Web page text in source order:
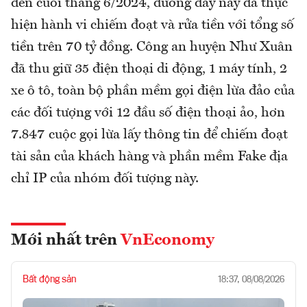
đến cuối tháng 6/2024, đường dây này đã thực
hiện hành vi chiếm đoạt và rửa tiền với tổng số
tiền trên 70 tỷ đồng. Công an huyện Như Xuân
đã thu giữ 35 điện thoại di động, 1 máy tính, 2
xe ô tô, toàn bộ phần mềm gọi điện lừa đảo của
các đối tượng với 12 đầu số điện thoại ảo, hơn
7.847 cuộc gọi lừa lấy thông tin để chiếm đoạt
tài sản của khách hàng và phần mềm Fake địa
chỉ IP của nhóm đối tượng này.
Mới nhất trên VnEconomy
Bất động sản 18:37, 08/08/2026